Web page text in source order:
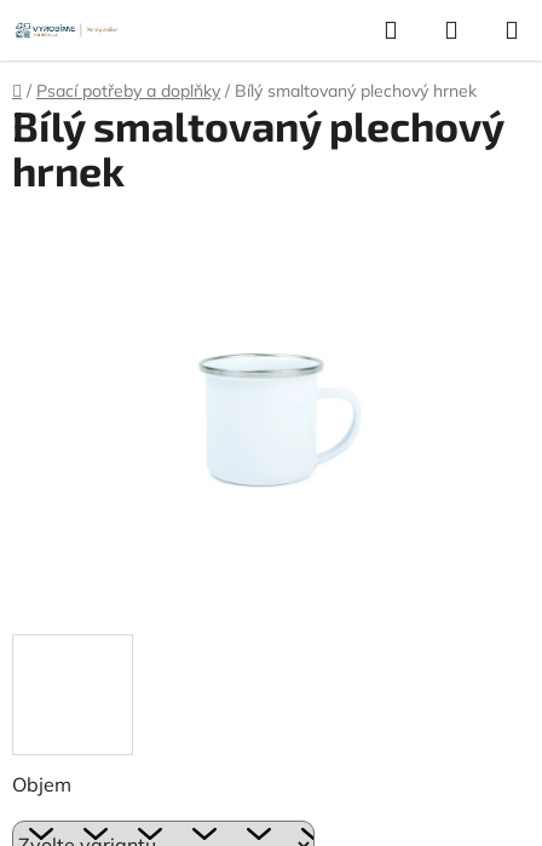
na
obsah
Hledat
KOŠÍK
Domů
/ Psací potřeby a doplňky / Bílý smaltovaný plechový hrnek
Objem
Bílý smaltovaný plechový
hrnek